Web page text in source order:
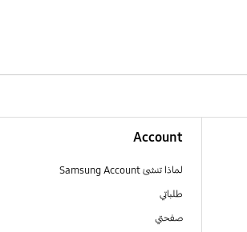
Account
لماذا تنشئ Samsung Account
طلباتي
صفحتي